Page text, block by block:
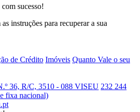
sucesso!
instruções para recuperar a sua
de Crédito Imóveis Quanto Vale o seu
36, R/C, 3510 - 088 VISEU 232 244
fixa nacional)